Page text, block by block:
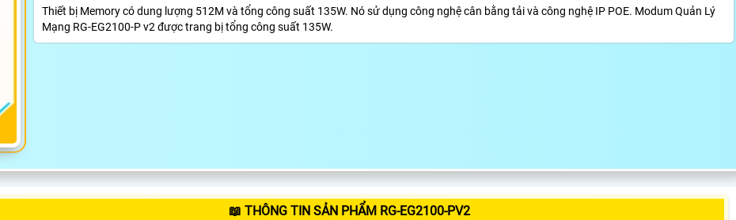
Thiết bị Memory có dung lượng 512M và tổng công suất 135W. Nó sử dụng công nghệ cân bằng tải và công nghệ IP POE. Modum Quản Lý
Mạng RG-EG2100-P v2 được trang bị tổng công suất 135W.
📖 THÔNG TIN SẢN PHẨM RG-EG2100-PV2